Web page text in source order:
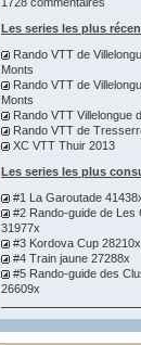
Les series les plus
Rando VTT de
Monts
Rando VTT de
Monts
Rando VTT Villelongue
Rando VTT de
XC VTT Thuir 2013
Les series les plus
#1 La Garoutade
#2 Rando-guide de Les
31977x
#3 Kordova Cup 28210x
#4 Train jaune 27288x
#5 Rando-guide des
26609x